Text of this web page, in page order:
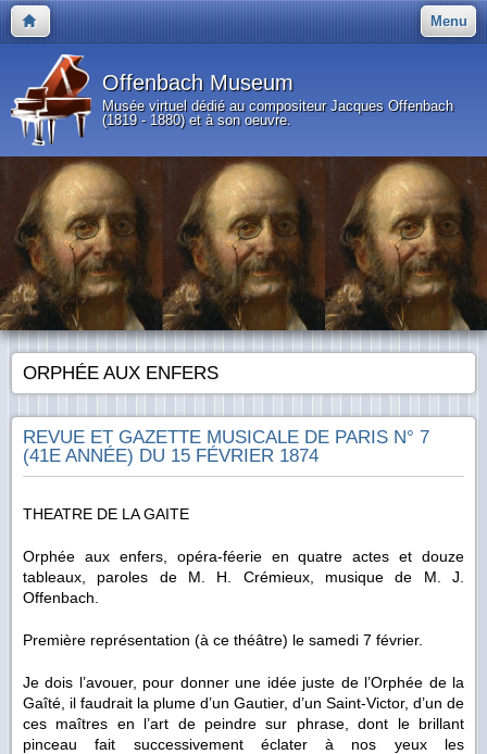
Menu
Offenbach Museum
Musée virtuel dédié au compositeur Jacques Offenbach
(1819 - 1880) et à son oeuvre.
ORPHÉE AUX ENFERS
REVUE ET GAZETTE MUSICALE DE PARIS N° 7
(41E ANNÉE) DU 15 FÉVRIER 1874
THEATRE DE LA GAITE
Orphée aux enfers, opéra-féerie en quatre actes et douze
tableaux, paroles de M. H. Crémieux, musique de M. J.
Offenbach.
Première représentation (à ce théâtre) le samedi 7 février.
Je dois l’avouer, pour donner une idée juste de l’Orphée de la
Gaîté, il faudrait la plume d’un Gautier, d’un Saint-Victor, d’un de
ces maîtres en l’art de peindre sur phrase, dont le brillant
pinceau fait successivement éclater à nos yeux les